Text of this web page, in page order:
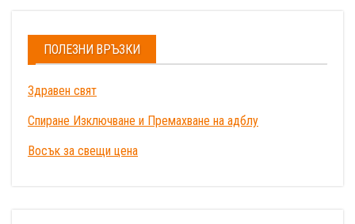
ПОЛЕЗНИ ВРЪЗКИ
Здравен свят
Спиране Изключване и Премахване на адблу
Восък за свещи цена